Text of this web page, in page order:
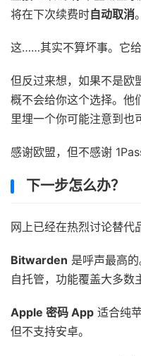
将在下次续费时自动取消。
这……其实不算坏事。它给
但反过来想，如果不是欧
概不会给你这个选择。他
里埋一个你可能注意到也
感谢欧盟，但不感谢
下一步怎么办？
网上已经在热烈讨论替代
Bitwarden 是呼声最高
自托管，功能覆盖大多数
Apple 密码 App 适合纯
但不支持安卓。